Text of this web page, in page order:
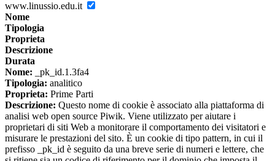
www.linussio.edu.it
Nome
Tipologia
Proprieta
Descrizione
Durata
Nome: _pk_id.1.3fa4
Tipologia: analitico
Proprieta: Prime Parti
Descrizione: Questo nome di cookie è associato alla piattaforma di
analisi web open source Piwik. Viene utilizzato per aiutare i
proprietari di siti Web a monitorare il comportamento dei visitatori e
misurare le prestazioni del sito. È un cookie di tipo pattern, in cui il
prefisso _pk_id è seguito da una breve serie di numeri e lettere, che